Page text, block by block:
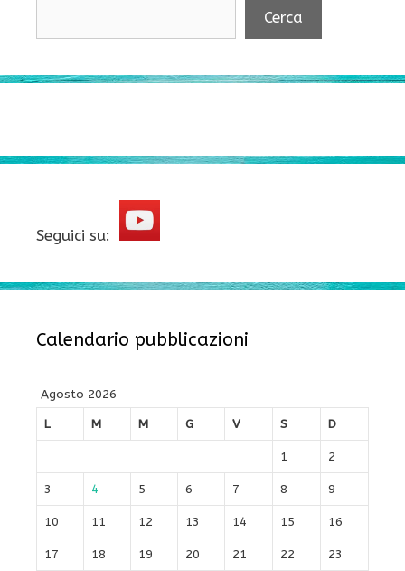
Cerca
Seguici su:
Calendario pubblicazioni
Agosto 2026
L
M M G V S D
1 2
3 4 5 6 7 8 9
10 11 12 13 14 15 16
17 18 19 20 21 22 23